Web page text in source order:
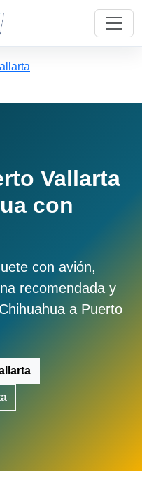
Vallarta
con
con avión,
recomendada y
a Puerto